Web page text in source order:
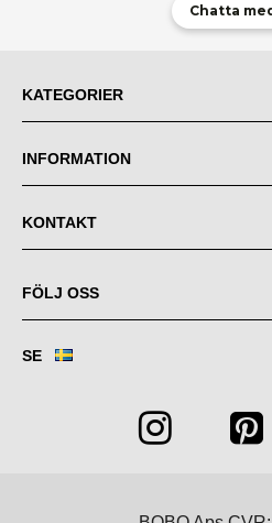
Chatta
KATEGORIER
INFORMATION
KONTAKT
FÖLJ OSS
SE